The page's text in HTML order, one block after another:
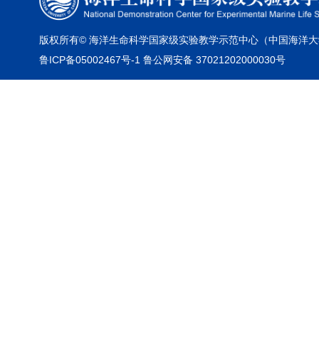
版权所有© 海洋生命科学国家级实验教学示范中心（中国海洋
鲁ICP备05002467号-1 鲁公网安备 37021202000030号